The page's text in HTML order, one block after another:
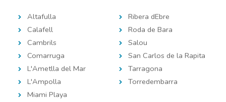
Altafulla
Calafell
Cambrils
Comarruga
L'Ametlla del Mar
L'Ampolla
Miami Playa
Ribera dEbre
Roda de Bara
Salou
San Carlos de la Rapita
Tarragona
Torredembarra